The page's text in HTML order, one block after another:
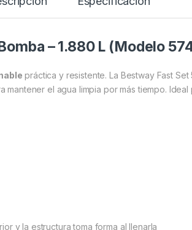
– 1.880 L (Modelo
práctica y resistente. La Bestway Fast
mantener el agua limpia por más tiempo.
y la estructura toma forma al llenarla